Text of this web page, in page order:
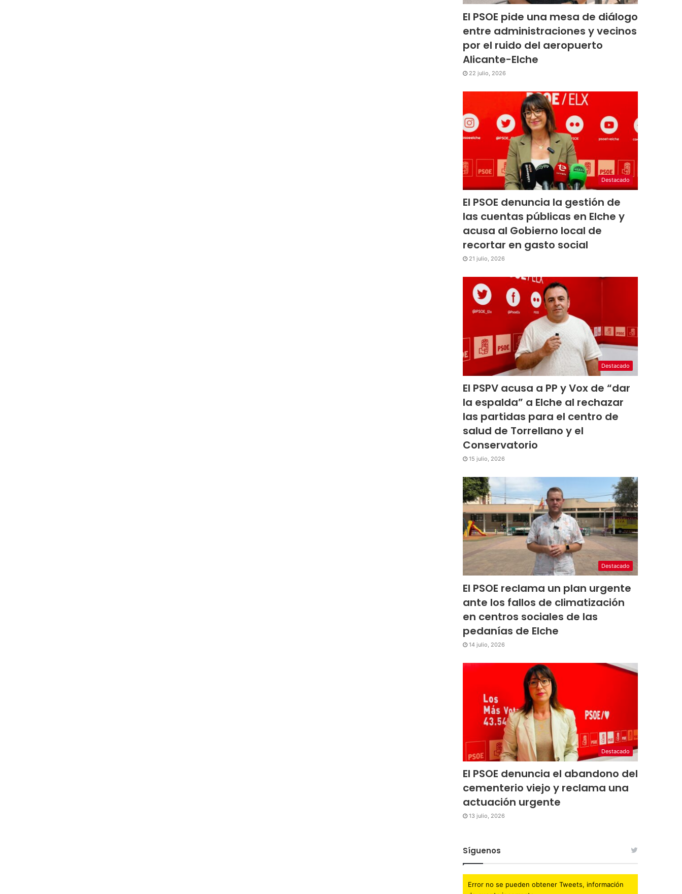
El PSOE pide una mesa de diálogo
entre administraciones y vecinos
por el ruido del aeropuerto
Alicante-Elche
22 julio, 2026
Destacado
El PSOE denuncia la gestión de
las cuentas públicas en Elche y
acusa al Gobierno local de
recortar en gasto social
21 julio, 2026
Destacado
El PSPV acusa a PP y Vox de “dar
la espalda” a Elche al rechazar
las partidas para el centro de
salud de Torrellano y el
Conservatorio
15 julio, 2026
Destacado
El PSOE reclama un plan urgente
ante los fallos de climatización
en centros sociales de las
pedanías de Elche
14 julio, 2026
Destacado
El PSOE denuncia el abandono del
cementerio viejo y reclama una
actuación urgente
13 julio, 2026
Síguenos
Error no se pueden obtener Tweets, información